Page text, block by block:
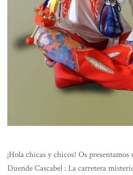
¡Hola chicas y chicos! Os
Duende Cascabel : La carretera